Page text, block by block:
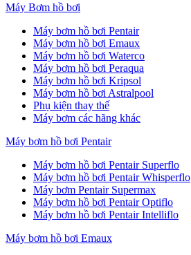
Máy Bơm hồ bơi
Máy bơm hồ bơi Pentair
Máy bơm hồ bơi Emaux
Máy bơm hồ bơi Waterco
Máy bơm hồ bơi Peraqua
Máy bơm hồ bơi Kripsol
Máy bơm hồ bơi Astralpool
Phụ kiện thay thế
Máy bơm các hãng khác
Máy bơm hồ bơi Pentair
Máy bơm hồ bơi Pentair Superflo
Máy bơm hồ bơi Pentair Whisperflo
Máy bơm Pentair Supermax
Máy bơm hồ bơi Pentair Optiflo
Máy bơm hồ bơi Pentair Intelliflo
Máy bơm hồ bơi Emaux